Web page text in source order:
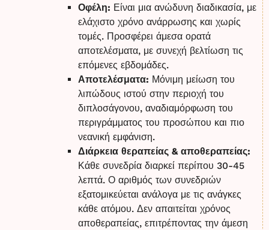
Οφέλη: Είναι μια ανώδυνη διαδικασία, με
ελάχιστο χρόνο ανάρρωσης και χωρίς
τομές. Προσφέρει άμεσα ορατά
αποτελέσματα, με συνεχή βελτίωση τις
επόμενες εβδομάδες.
Αποτελέσματα: Μόνιμη μείωση του
λιπώδους ιστού στην περιοχή του
διπλοσάγονου, αναδιαμόρφωση του
περιγράμματος του προσώπου και πιο
νεανική εμφάνιση.
Διάρκεια θεραπείας & αποθεραπείας:
Κάθε συνεδρία διαρκεί περίπου 30-45
λεπτά. Ο αριθμός των συνεδριών
εξατομικεύεται ανάλογα με τις ανάγκες
κάθε ατόμου. Δεν απαιτείται χρόνος
αποθεραπείας, επιτρέποντας την άμεση